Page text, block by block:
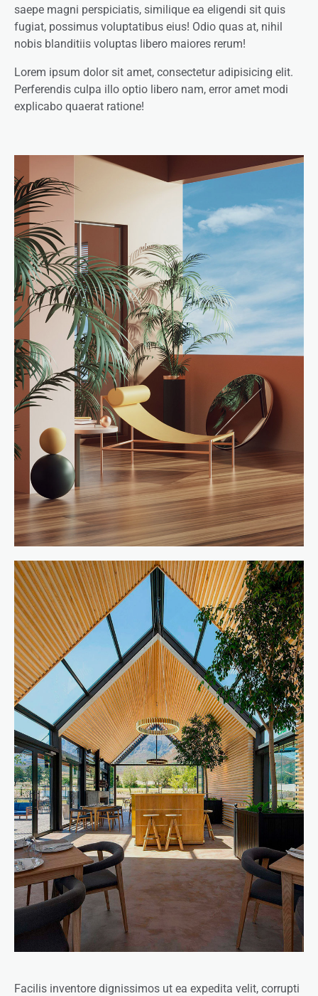
saepe magni perspiciatis, similique ea eligendi sit quis
fugiat, possimus voluptatibus eius! Odio quas at, nihil
nobis blanditiis voluptas libero maiores rerum!
Lorem ipsum dolor sit amet, consectetur adipisicing elit.
Perferendis culpa illo optio libero nam, error amet modi
explicabo quaerat ratione!
Facilis inventore dignissimos ut ea expedita velit, corrupti